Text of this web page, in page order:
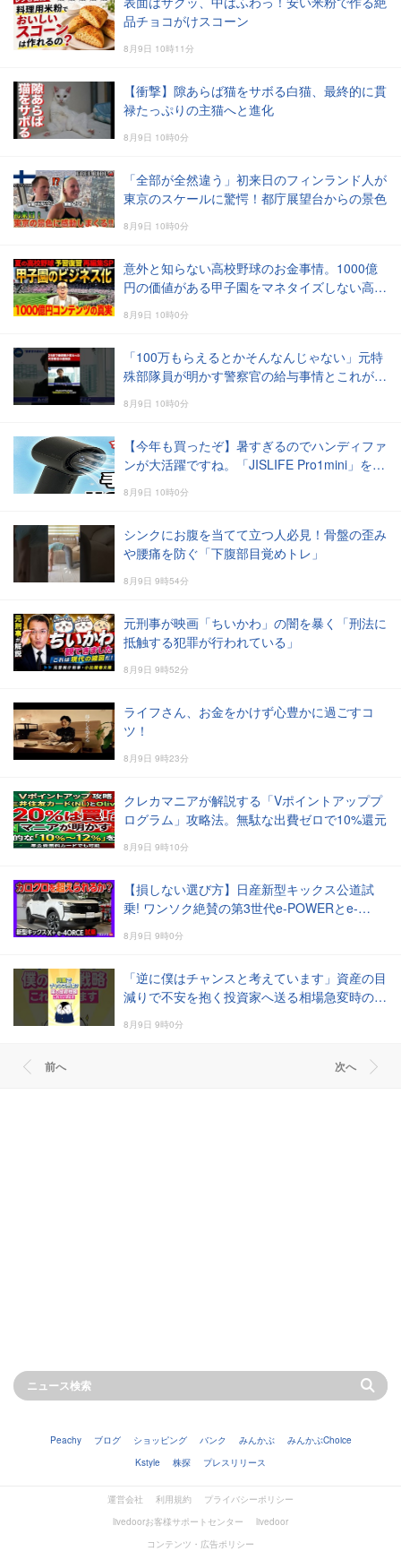
品チョコがけスコーン
8月9日 10時11分
【衝撃】隙あらば猫をサボる白猫、最終的に貫
禄たっぷりの主猫へと進化
8月9日 10時0分
「全部が全然違う」初来日のフィンランド人が
東京のスケールに驚愕！都庁展望台からの景色
8月9日 10時0分
意外と知らない高校野球のお金事情。1000億
円の価値がある甲子園をマネタイズしない高野
8月9日 10時0分
「100万もらえるとかそんなんじゃない」元特
殊部隊員が明かす警察官の給与事情とこれが現
8月9日 10時0分
【今年も買ったぞ】暑すぎるのでハンディファ
ンが大活躍ですね。「JISLIFE Pro1mini」を今
8月9日 10時0分
シンクにお腹を当てて立つ人必見！骨盤の歪み
や腰痛を防ぐ「下腹部目覚めトレ」
8月9日 9時54分
元刑事が映画「ちいかわ」の闇を暴く「刑法に
抵触する犯罪が行われている」
8月9日 9時52分
ライフさん、お金をかけず心豊かに過ごすコ
ツ！
8月9日 9時23分
クレカマニアが解説する「Vポイントアッププ
ログラム」攻略法。無駄な出費ゼロで10%還元
8月9日 9時10分
【損しない選び方】日産新型キックス公道試
乗! ワンソク絶賛の第3世代e-POWERとe-
8月9日 9時0分
「逆に僕はチャンスと考えています」資産の目
減りで不安を抱く投資家へ送る相場急変時の歩
8月9日 9時0分
前へ 次へ
Peachy ブログ ショッピング バンク みんかぶ
みんかぶChoice
Kstyle
株探 プレスリリース
運営会社 利用規約
プライバシーポリシー
livedoorお客様サポートセンター
livedoor
コンテンツ・広告ポリシー